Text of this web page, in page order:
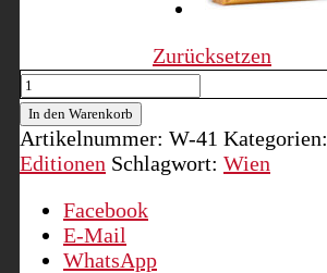
Zurücksetzen
Wien
vom
Belvedere
aus
gesehen
Menge
In den Warenkorb
Artikelnummer: W-41 Kategorien:
Editionen Schlagwort: Wien
Facebook
E-Mail
WhatsApp